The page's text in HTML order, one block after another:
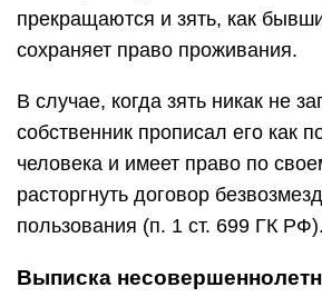
прекращаются и зять, как
сохраняет право проживания.
В случае, когда зять никак не
собственник прописал его как
человека и имеет право по
расторгнуть договор
пользования (п. 1 ст. 699 ГК РФ).
Выписка